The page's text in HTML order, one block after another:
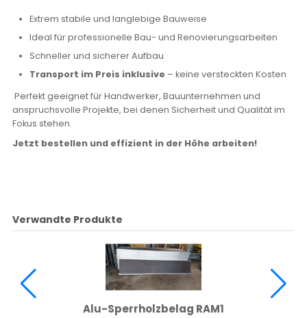
Extrem stabile und langlebige Bauweise
Ideal für professionelle Bau- und Renovierungsarbeiten
Schneller und sicherer Aufbau
Transport im Preis inklusive – keine versteckten Kosten
Perfekt geeignet für Handwerker, Bauunternehmen und
anspruchsvolle Projekte, bei denen Sicherheit und Qualität im
Fokus stehen.
Jetzt bestellen und effizient in der Höhe arbeiten!
Verwandte Produkte
Alu-Sperrholzbelag RAM1